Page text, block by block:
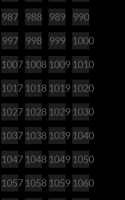
987 988 989 990
997 998 999 1000
1007 1008 1009 1010
1017 1018 1019 1020
1027 1028 1029 1030
1037 1038 1039 1040
1047 1048 1049 1050
1057 1058 1059 1060